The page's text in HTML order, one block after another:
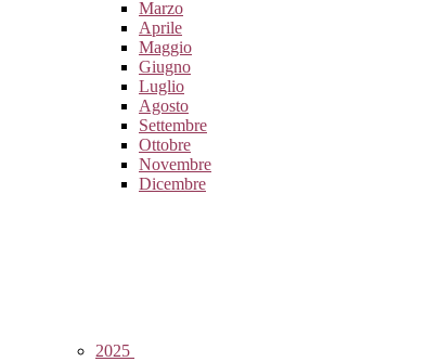
Marzo
Aprile
Maggio
Giugno
Luglio
Agosto
Settembre
Ottobre
Novembre
Dicembre
2025